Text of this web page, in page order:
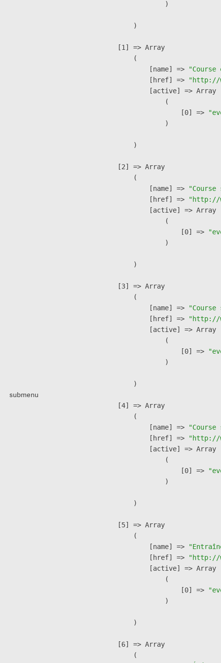
submenu
                )
        )
    [1] => Array
        (
            [name] =>
            [href] =>
"http://
            [active] => Array
                (
                    [0] =>
                )
        )
    [2] => Array
        (
            [name] =>
            [href] =>
"http://
            [active] => Array
                (
                    [0] =>
                )
        )
    [3] => Array
        (
            [name] =>
            [href] =>
"http://
            [active] => Array
                (
                    [0] =>
                )
        )
    [4] => Array
        (
            [name] =>
            [href] =>
"http://
            [active] => Array
                (
                    [0] =>
                )
        )
    [5] => Array
        (
            [name] =>
            [href] =>
"http://
            [active] => Array
                (
                    [0] =>
                )
        )
    [6] => Array
        (